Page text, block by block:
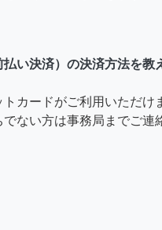
い決済）の決済方法を教
カードがご利用いただけ
ない方は事務局までご連